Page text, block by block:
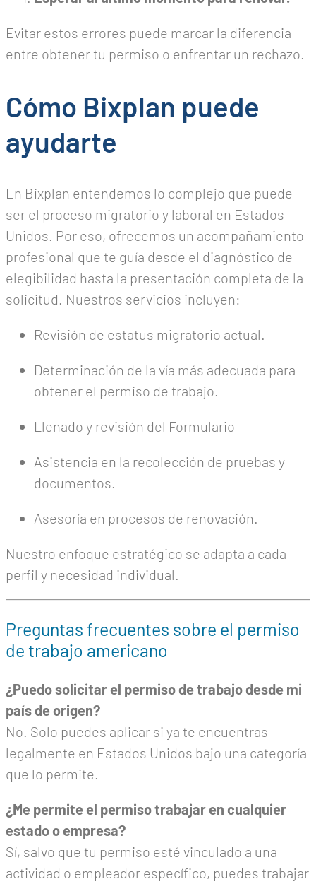
Evitar estos errores puede marcar la diferencia
entre obtener tu permiso o enfrentar un rechazo.
Cómo Bixplan puede
ayudarte
En Bixplan entendemos lo complejo que puede
ser el proceso migratorio y laboral en Estados
Unidos. Por eso, ofrecemos un acompañamiento
profesional que te guía desde el diagnóstico de
elegibilidad hasta la presentación completa de la
solicitud. Nuestros servicios incluyen:
Revisión de estatus migratorio actual.
Determinación de la vía más adecuada para
obtener el permiso de trabajo.
Llenado y revisión del Formulario
Asistencia en la recolección de pruebas y
documentos.
Asesoría en procesos de renovación.
Nuestro enfoque estratégico se adapta a cada
perfil y necesidad individual.
Preguntas frecuentes sobre el permiso
de trabajo americano
¿Puedo solicitar el permiso de trabajo desde mi
país de origen?
No. Solo puedes aplicar si ya te encuentras
legalmente en Estados Unidos bajo una categoría
que lo permite.
¿Me permite el permiso trabajar en cualquier
estado o empresa?
Sí, salvo que tu permiso esté vinculado a una
actividad o empleador específico, puedes trabajar